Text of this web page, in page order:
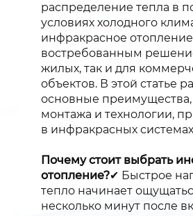
распределение тепла в
условиях холодного
инфракрасное отопление
востребованным
жилых, так и для
объектов. В этой статье
основные преимущества,
монтажа и технологии,
в инфракрасных
Почему стоит выбрать
отопление?✔ Быстрое
тепло начинает
несколько минут после